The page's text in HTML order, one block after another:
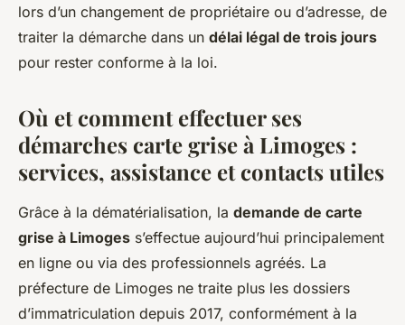
lors d’un changement de propriétaire ou d’adresse, de
traiter la démarche dans un délai légal de trois jours
pour rester conforme à la loi.
Où et comment effectuer ses
démarches carte grise à Limoges :
services, assistance et contacts utiles
Grâce à la dématérialisation, la demande de carte
grise à Limoges s’effectue aujourd’hui principalement
en ligne ou via des professionnels agréés. La
préfecture de Limoges ne traite plus les dossiers
d’immatriculation depuis 2017, conformément à la